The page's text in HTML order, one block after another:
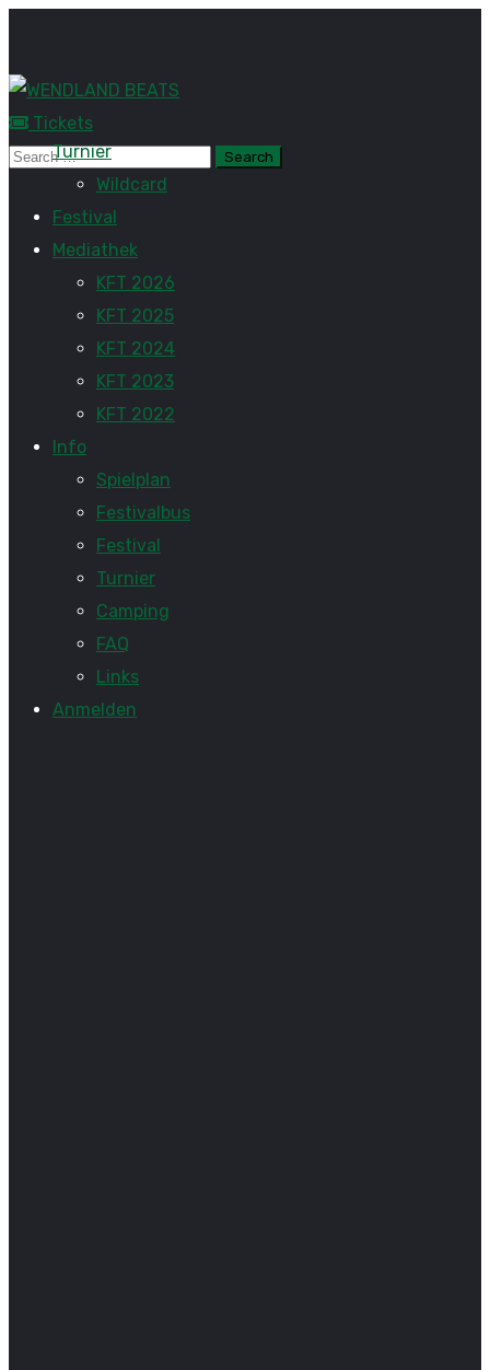
Tickets
Turnier
Wildcard
Festival
Mediathek
KFT 2026
KFT 2025
KFT 2024
KFT 2023
KFT 2022
Info
Spielplan
Festivalbus
Festival
Turnier
Camping
FAQ
Links
Anmelden